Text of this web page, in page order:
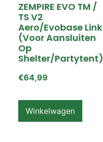
ZEMPIRE EVO TM /
TS V2
Aero/Evobase Link
(voor Aansluiten
Op
Shelter/partytent)
€64,99
Winkelwagen